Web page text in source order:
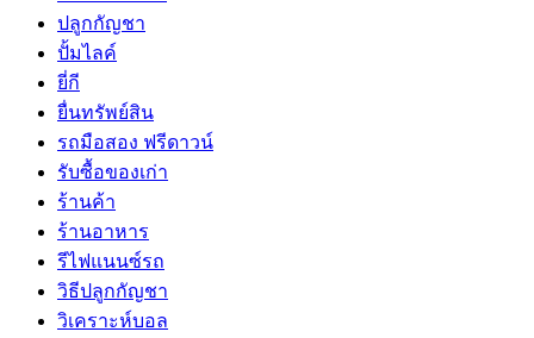
ปลูกกัญชา
ปั้มไลค์
ยี่กี
ยื่นทรัพย์สิน
รถมือสอง ฟรีดาวน์
รับซื้อของเก่า
ร้านค้า
ร้านอาหาร
รีไฟแนนซ์รถ
วิธีปลูกกัญชา
วิเคราะห์บอล